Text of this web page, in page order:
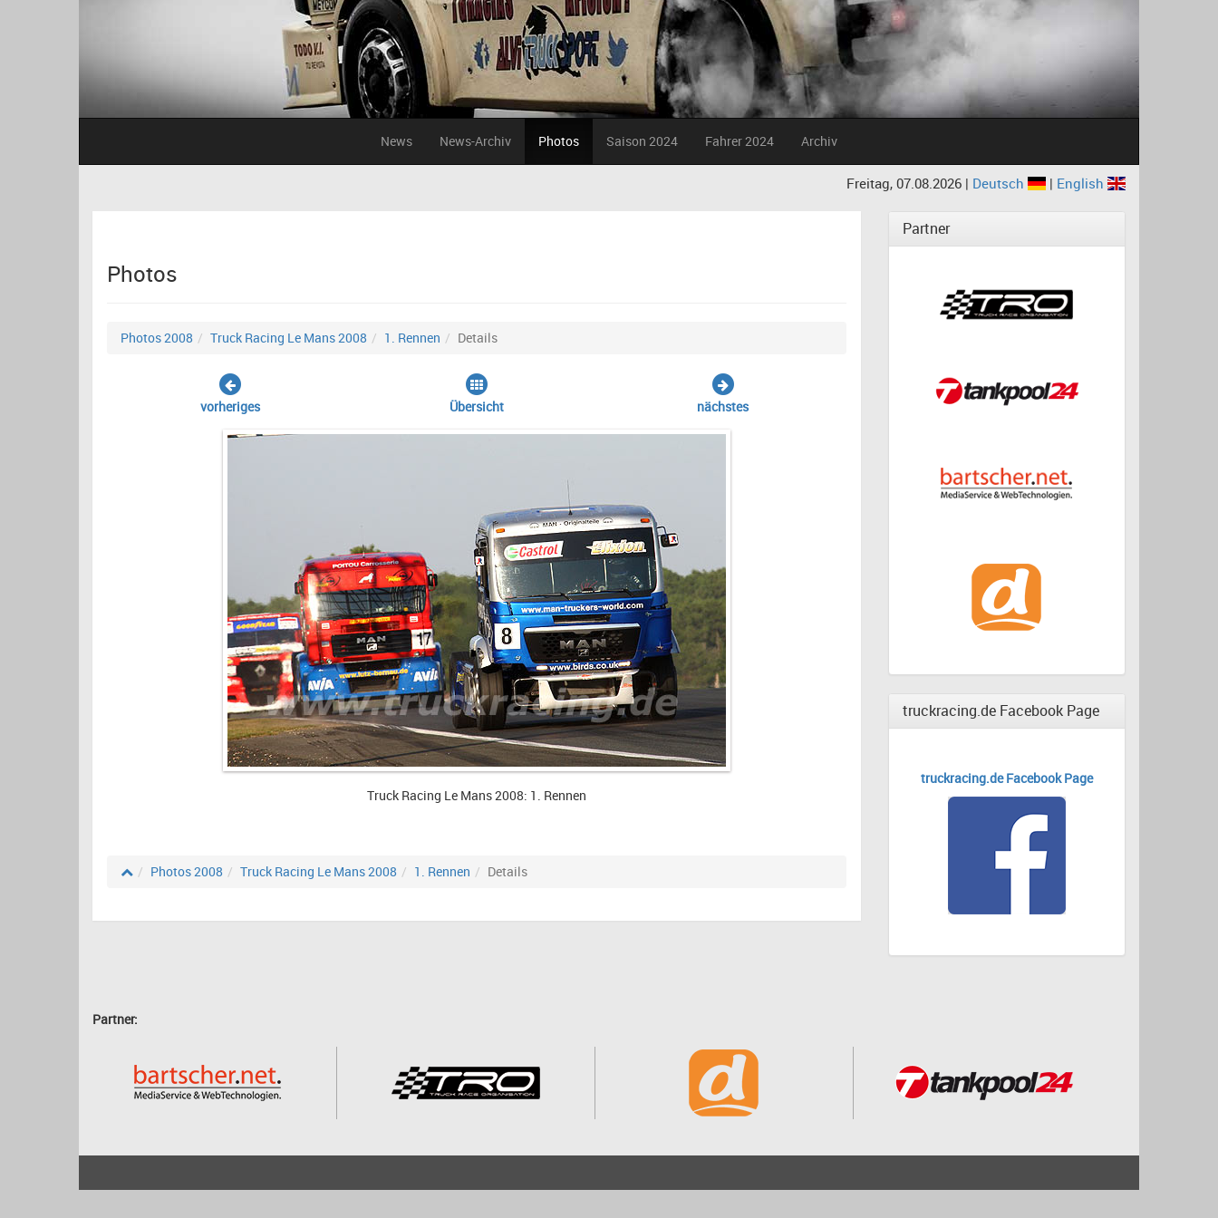
News News-Archiv Photos Saison 2024 Fahrer 2024 Archiv
Freitag, 07.08.2026 | Deutsch | English
Photos
Photos 2008 Truck Racing Le Mans 2008 1. Rennen Details
vorheriges Übersicht nächstes
Truck Racing Le Mans 2008: 1. Rennen
Photos 2008 Truck Racing Le Mans 2008 1. Rennen Details
Partner
truckracing.de Facebook Page
truckracing.de Facebook Page
Partner: